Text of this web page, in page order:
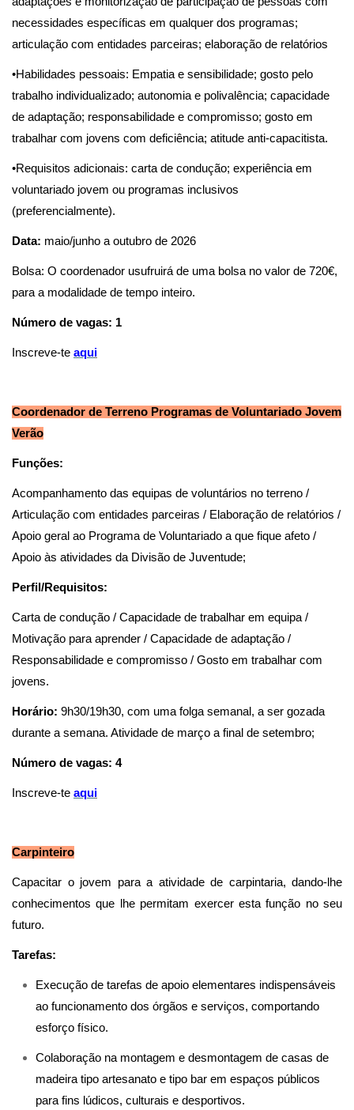
necessidades específicas em qualquer dos programas;
articulação com entidades parceiras; elaboração de relatórios
•Habilidades pessoais: Empatia e sensibilidade; gosto pelo
trabalho individualizado; autonomia e polivalência; capacidade
de adaptação; responsabilidade e compromisso; gosto em
trabalhar com jovens com deficiência; atitude anti-capacitista.
•Requisitos adicionais: carta de condução; experiência em
voluntariado jovem ou programas inclusivos
(preferencialmente).
Data: maio/junho a outubro de 2026
Bolsa: O coordenador usufruirá de uma bolsa no valor de 720€,
para a modalidade de tempo inteiro.
Número de vagas: 1
Inscreve-te aqui
Coordenador de Terreno Programas de Voluntariado Jovem
Verão
Funções:
Acompanhamento das equipas de voluntários no terreno /
Articulação com entidades parceiras / Elaboração de relatórios /
Apoio geral ao Programa de Voluntariado a que fique afeto /
Apoio às atividades da Divisão de Juventude;
Perfil/Requisitos:
Carta de condução / Capacidade de trabalhar em equipa /
Motivação para aprender / Capacidade de adaptação /
Responsabilidade e compromisso / Gosto em trabalhar com
jovens.
Horário: 9h30/19h30, com uma folga semanal, a ser gozada
durante a semana. Atividade de março a final de setembro;
Número de vagas: 4
Inscreve-te aqui
Carpinteiro
Capacitar o jovem para a atividade de carpintaria, dando-lhe
conhecimentos que lhe permitam exercer esta função no seu
futuro.
Tarefas:
Execução de tarefas de apoio elementares indispensáveis
ao funcionamento dos órgãos e serviços, comportando
esforço físico.
Colaboração na montagem e desmontagem de casas de
madeira tipo artesanato e tipo bar em espaços públicos
para fins lúdicos, culturais e desportivos.